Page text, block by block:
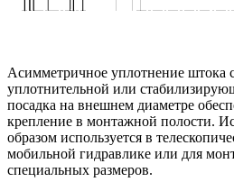
Асимметричное уплотнение штока
уплотнительной или
посадка на внешнем диаметре
крепление в монтажной полости.
образом используется в
мобильной гидравлике или для
специальных размеров.